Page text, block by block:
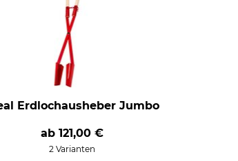
Erdlochausheber Jumbo
ab121,00 €
2 Varianten